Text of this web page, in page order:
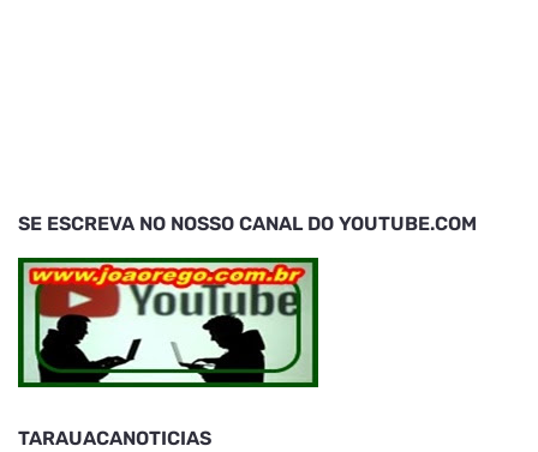
SE ESCREVA NO NOSSO CANAL DO YOUTUBE.COM
TARAUACANOTICIAS